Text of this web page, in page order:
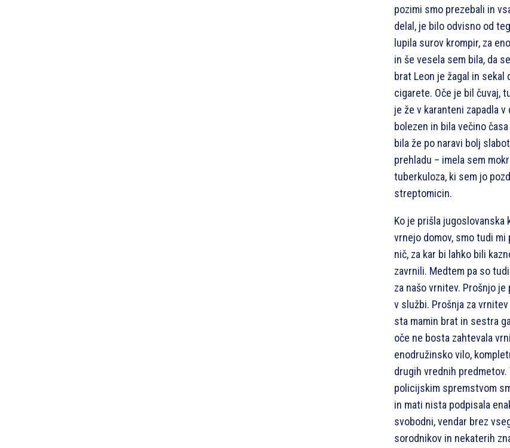
pozimi smo prezebali in
delal, je bilo odvisno od
lupila surov krompir, za
in še vesela sem bila, da
brat Leon je žagal in sekal
cigarete. Oče je bil čuvaj,
je že v karanteni zapadla
bolezen in bila večino
bila že po naravi bolj
prehladu – imela sem
tuberkuloza, ki sem jo
streptomicin.
Ko je prišla
vrnejo domov, smo tudi
nič, za kar bi lahko bili
zavrnili. Medtem pa so
za našo vrnitev. Prošnjo
v službi. Prošnja za
sta mamin brat in sestra
oče ne bosta zahtevala
enodružinsko vilo,
drugih vrednih
policijskim spremstvom
in mati nista podpisala
svobodni, vendar brez
sorodnikov in nekaterih